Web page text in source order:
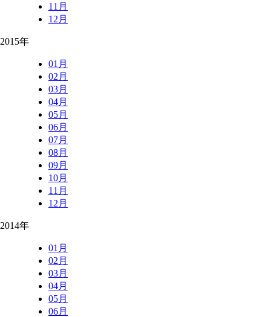
11月
12月
2015年
01月
02月
03月
04月
05月
06月
07月
08月
09月
10月
11月
12月
2014年
01月
02月
03月
04月
05月
06月